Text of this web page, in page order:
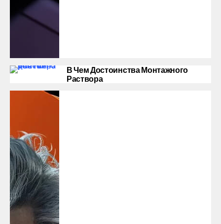
В Чем Достоинства Монтажного
Раствора